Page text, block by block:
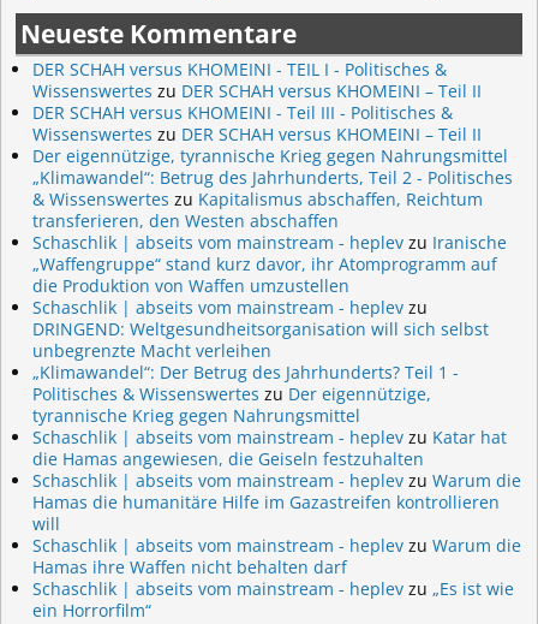
Neueste Kommentare
DER SCHAH versus KHOMEINI - TEIL I - Politisches &
Wissenswertes zu DER SCHAH versus KHOMEINI – Teil II
DER SCHAH versus KHOMEINI - Teil III - Politisches &
Wissenswertes zu DER SCHAH versus KHOMEINI – Teil II
Der eigennützige, tyrannische Krieg gegen Nahrungsmittel
„Klimawandel“: Betrug des Jahrhunderts, Teil 2 - Politisches
& Wissenswertes zu Kapitalismus abschaffen, Reichtum
transferieren, den Westen abschaffen
Schaschlik | abseits vom mainstream - heplev zu Iranische
„Waffengruppe“ stand kurz davor, ihr Atomprogramm auf
die Produktion von Waffen umzustellen
Schaschlik | abseits vom mainstream - heplev zu
DRINGEND: Weltgesundheitsorganisation will sich selbst
unbegrenzte Macht verleihen
„Klimawandel“: Der Betrug des Jahrhunderts? Teil 1 -
Politisches & Wissenswertes zu Der eigennützige,
tyrannische Krieg gegen Nahrungsmittel
Schaschlik | abseits vom mainstream - heplev zu Katar hat
die Hamas angewiesen, die Geiseln festzuhalten
Schaschlik | abseits vom mainstream - heplev zu Warum die
Hamas die humanitäre Hilfe im Gazastreifen kontrollieren
will
Schaschlik | abseits vom mainstream - heplev zu Warum die
Hamas ihre Waffen nicht behalten darf
Schaschlik | abseits vom mainstream - heplev zu „Es ist wie
ein Horrorfilm“